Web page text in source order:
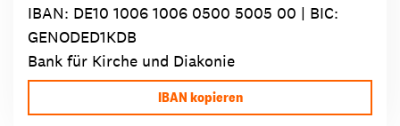
IBAN: DE10 1006 1006 0500 5005 00 | BIC:
GENODED1KDB
Bank für Kirche und Diakonie
IBAN kopieren